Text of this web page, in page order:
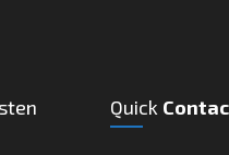
Quick